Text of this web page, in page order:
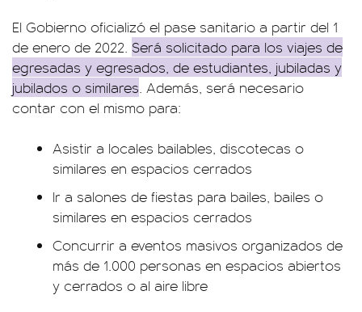
El Gobierno oficializó el pase sanitario a partir del 1
de enero de 2022. Será solicitado para los viajes de
egresadas y egresados, de estudiantes, jubiladas y
jubilados o similares. Además, será necesario
contar con el mismo para:
Asistir a locales bailables, discotecas o
similares en espacios cerrados
Ir a salones de fiestas para bailes, bailes o
similares en espacios cerrados
Concurrir a eventos masivos organizados de
más de 1.000 personas en espacios abiertos
y cerrados o al aire libre